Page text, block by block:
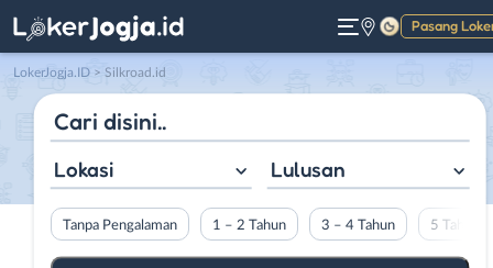
Pasang
Gelap
LokerJogja.ID > Silkroad.id
Lokasi Lulusan
Tanpa Pengalaman 1 – 2 Tahun 3 – 4 Tahun 5 Tahun